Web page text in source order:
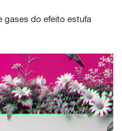
gases do efeito estufa